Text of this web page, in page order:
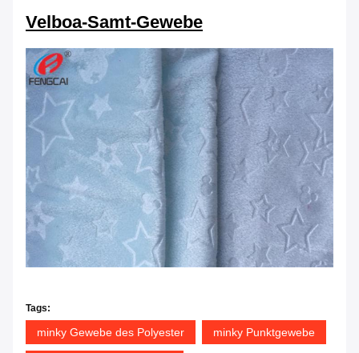
Velboa-Samt-Gewebe
Tags:
minky Gewebe des Polyester minky Punktgewebe